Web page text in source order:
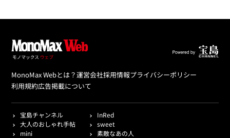
MonoMax Webとは？運営会社採用情報プライバシーポリシー
利用規約広告掲載について
宝島チャンネル
InRed
大人のおしゃれ手帖
sweet
mini
素敵なあの人